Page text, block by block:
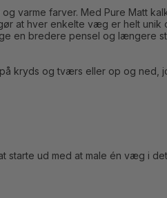
varme farver. Med Pure Matt
at hver enkelte væg er helt
en bredere pensel og længere
kryds og tværs eller op og
ud med at male én væg i